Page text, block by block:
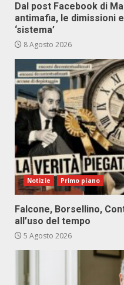
Dal post Facebook di
antimafia, le dimissioni
‘sistema’
8 Agosto 2026
Notizie Primo piano
Falcone, Borsellino,
all’uso del tempo
5 Agosto 2026